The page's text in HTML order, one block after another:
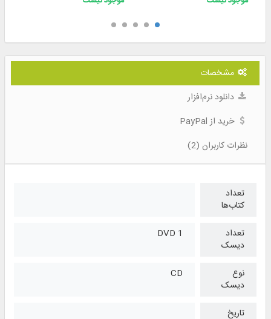
مشخصات
دانلود نرم‌افزار
خرید از PayPal
نظرات کاربران (2)
تعداد
کتاب‌ها
تعداد
دیسک
1 DVD
نوع
دیسک
CD
تاریخ